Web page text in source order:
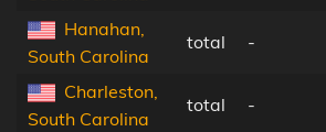
Hanahan,
South Carolina
total -
Charleston,
South Carolina
total -